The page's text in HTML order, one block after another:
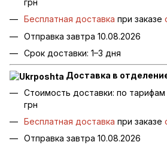
Бесплатная доставка при заказе
Отправка завтра 10.08.2026
Срок доставки: 1–3 дня
Доставка в
Стоимость доставки: по
грн
Бесплатная доставка при заказе
Отправка завтра 10.08.2026